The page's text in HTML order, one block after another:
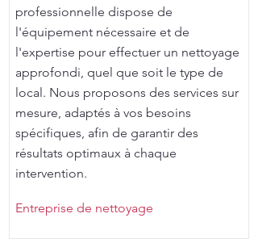
professionnelle dispose de
l'équipement nécessaire et de
l'expertise pour effectuer un nettoyage
approfondi, quel que soit le type de
local. Nous proposons des services sur
mesure, adaptés à vos besoins
spécifiques, afin de garantir des
résultats optimaux à chaque
intervention.
Entreprise de nettoyage